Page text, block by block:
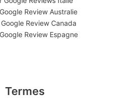
Review Australie
Review Canada
Review Espagne
Termes